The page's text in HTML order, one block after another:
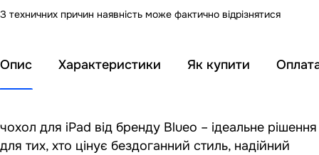
З техничних причин наявність може фактично відрізнятися
Опис Характеристики Як купити
чохол для iPad від бренду Blueo – ідеальне рішення
для тих, хто цінує бездоганний стиль, надійний